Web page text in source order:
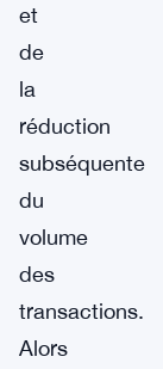
et
de
la
réduction
subséquente
du
volume
des
transactions.
Alors